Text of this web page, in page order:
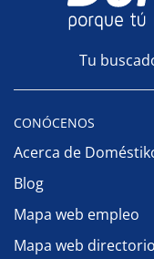
Tu
CONÓCENOS
Acerca de
Blog
Mapa web empleo
Mapa web directorio